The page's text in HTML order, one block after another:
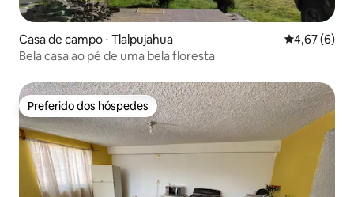
Casa de campo ⋅ Tlalpujahua 4,67 de uma
4,67 (6)
Bela casa ao pé de uma bela floresta
Preferido dos hóspedes
Preferido dos hóspedes